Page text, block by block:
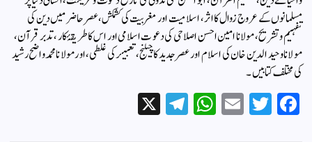
مسلمانوں كے عروج زوال كا اثر، اسلاميت اور مغربيت كى كشمكش، عصر حاضر ميں دين كى
تفہيم وتشريح، مولانا امين احسن اصلاحى كى دعوت اسلامى اور اس كا طريقۂ كار، تدبر قرآن،
مولانا وحيد الدين خان كى اسلام اور عصر جديد كا چيلنج، تعبير كى غلطى، اور مولانا محمد واضح رشيد
كى مختلف كتابيں۔
Fa
ce
T
wi
E
m
W
ha
Te
le